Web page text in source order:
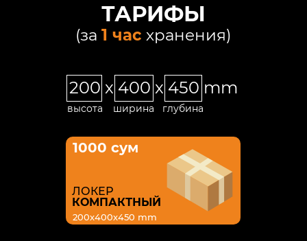
(за 1 час хранения)
1000 сум
200х400х450 mm
КОМПАКТНЫЙ
ЛОКЕР
ТАРИФЫ
200 x 400 x 450 mm
высота ширина глубина